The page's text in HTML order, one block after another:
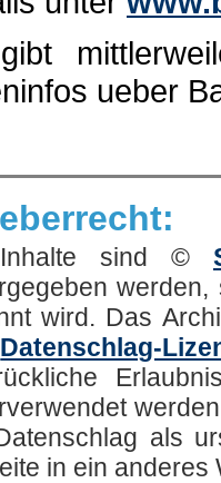
ueber
sind ©
wird. Das
Datenschlag-
als
in ein